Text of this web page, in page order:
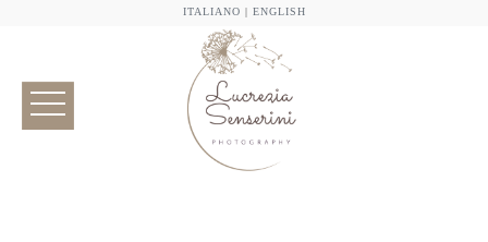
ITALIANO | ENGLISH